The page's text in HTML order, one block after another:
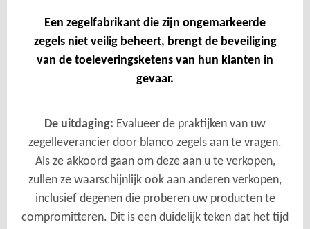
Een zegelfabrikant die zijn ongemarkeerde
zegels niet veilig beheert, brengt de beveiliging
van de toeleveringsketens van hun klanten in
gevaar.
De uitdaging: Evalueer de praktijken van uw
zegelleverancier door blanco zegels aan te vragen.
Als ze akkoord gaan om deze aan u te verkopen,
zullen ze waarschijnlijk ook aan anderen verkopen,
inclusief degenen die proberen uw producten te
compromitteren. Dit is een duidelijk teken dat het tijd